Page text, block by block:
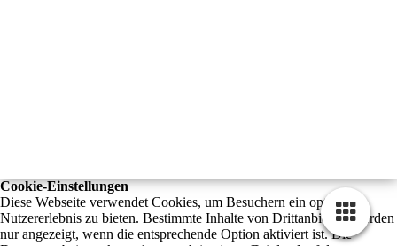
Cookie-Einstellungen
Diese Webseite verwendet Cookies, um Besuchern ein optimales
Nutzererlebnis zu bieten. Bestimmte Inhalte von Drittanbietern werden
nur angezeigt, wenn die entsprechende Option aktiviert ist. Die